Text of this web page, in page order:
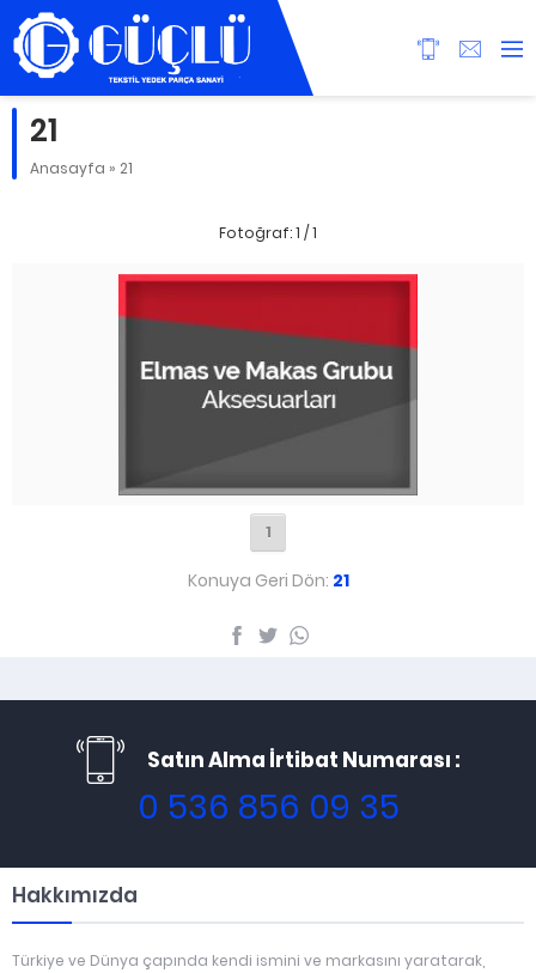
21
Anasayfa » 21
Fotoğraf: 1 / 1
1
Konuya Geri Dön: 21
Satın Alma İrtibat Numarası :
0 536 856 09 35
Hakkımızda
Türkiye ve Dünya çapında kendi ismini ve markasını yaratarak,